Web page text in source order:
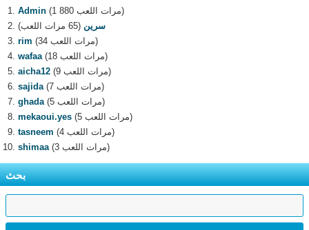
Admin
(1 880 مرات اللعب)
سرين (65 مرات اللعب)
rim
(34 مرات اللعب)
wafaa
(18 مرات اللعب)
aicha12
(9 مرات اللعب)
sajida
(7 مرات اللعب)
ghada
(5 مرات اللعب)
mekaoui.yes
(5 مرات اللعب)
tasneem
(4 مرات اللعب)
shimaa
(3 مرات اللعب)
بحث